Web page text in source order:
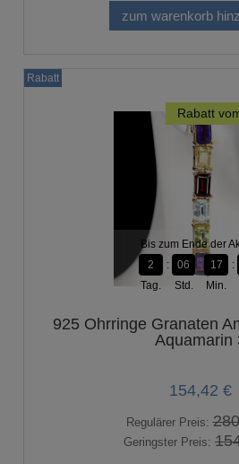
zum warenkorb
Rabatt
Bis zum Ende der
2
Tag.
06
Std.
17
Min.
925 Ohrringe Granaten
Aquamarin
154,42 €
Regulärer Preis:
Geringster Preis:
Rabatt